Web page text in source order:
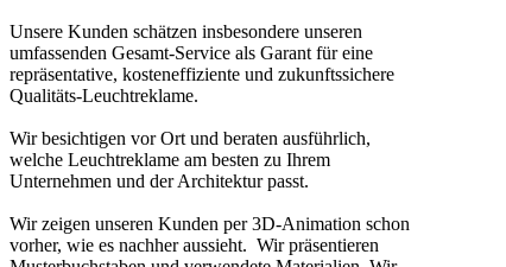
Unsere Kunden schätzen insbesondere unseren
umfassenden Gesamt-Service als Garant für eine
repräsentative, kosteneffiziente und zukunftssichere
Qualitäts-Leuchtreklame.
Wir besichtigen vor Ort und beraten ausführlich,
welche Leuchtreklame am besten zu Ihrem
Unternehmen und der Architektur passt.
Wir zeigen unseren Kunden per 3D-Animation schon
vorher, wie es nachher aussieht. Wir präsentieren